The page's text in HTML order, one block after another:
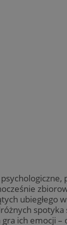
ubiegłego
spotyka
ich emocji –